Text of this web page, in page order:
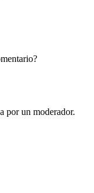
por un moderador.